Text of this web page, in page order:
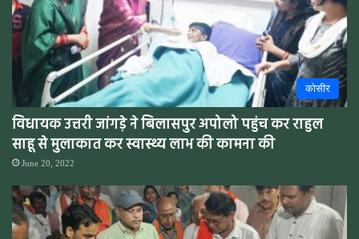
कोसीर
विधायक उत्तरी जांगड़े ने बिलासपुर अपोलो पहुंच कर राहुल
साहू से मुलाकात कर स्वास्थ्य लाभ की कामना की
June 20, 2022